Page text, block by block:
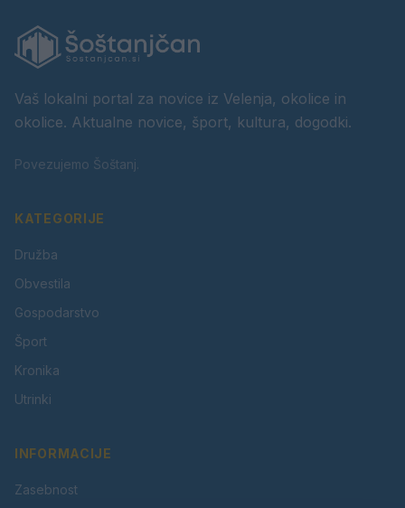
Vaš lokalni portal za novice iz Velenja, okolice in
okolice. Aktualne novice, šport, kultura, dogodki.
Povezujemo Šoštanj.
KATEGORIJE
Družba
Obvestila
Gospodarstvo
Šport
Kronika
Utrinki
INFORMACIJE
Zasebnost